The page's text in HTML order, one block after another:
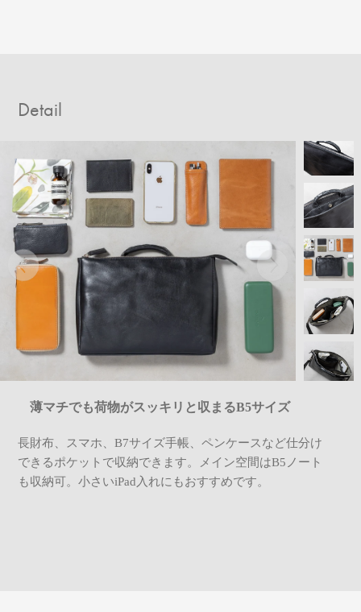
Detail
薄マチでも荷物がスッキリと収まるB5サイズ
長財布、スマホ、B7サイズ手帳、ペンケースなど仕分け
できるポケットで収納できます。メイン空間はB5ノート
も収納可。小さいiPad入れにもおすすめです。